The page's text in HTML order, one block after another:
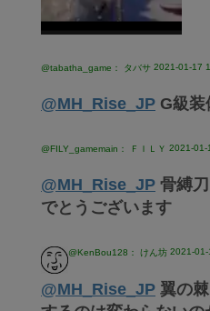
@tabatha_game： タバサ 2021-01-17
@MH_Rise_JP G級
@FILY_gamemain： ＦＩＬＹ 2021-01-
@MH_Rise_JP 骨縛
でとうございます
@KenBou128： けん坊 2021-
@MH_Rise_JP 翼の